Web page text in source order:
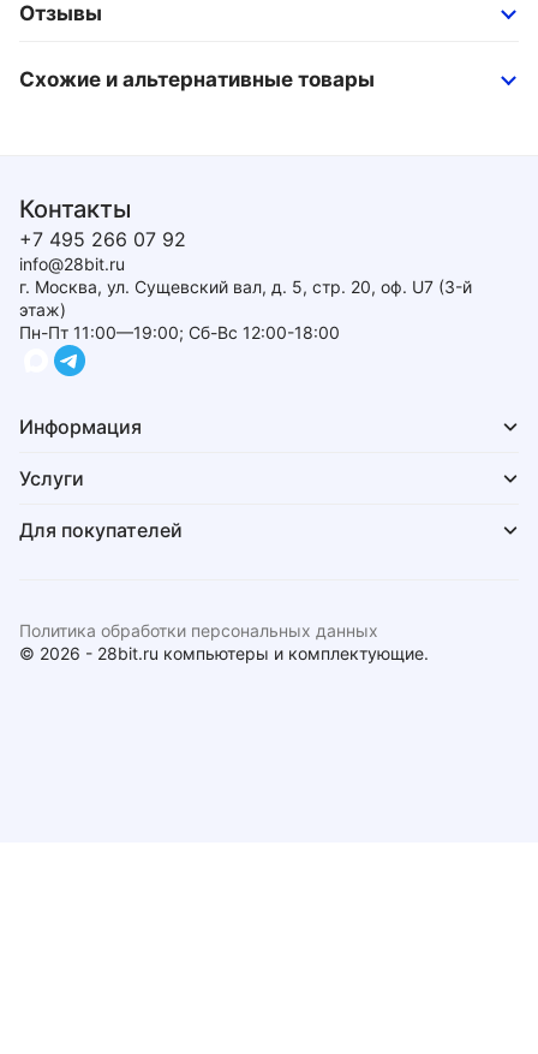
Отзывы
Схожие и альтернативные товары
Контакты
+7 495 266 07 92
info@28bit.ru
г. Москва, ул. Сущевский вал, д. 5, стр. 20, оф. U7 (3-й
этаж)
Пн-Пт 11:00—19:00; Сб-Вс 12:00-18:00
Информация
Услуги
Для покупателей
© 2026 - 28bit.ru компьютеры и комплектующие.
Политика обработки персональных данных